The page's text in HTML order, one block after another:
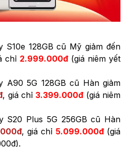
S10e 128GB cũ Mỹ giảm đến
chỉ 2.999.000đ(giá niêm yết
A90 5G 128GB cũ Hàn giảm
, giá chỉ 3.399.000đ(giá niêm
S20 Plus 5G 256GB cũ Hàn
, giá chỉ 5.099.000đ(giá